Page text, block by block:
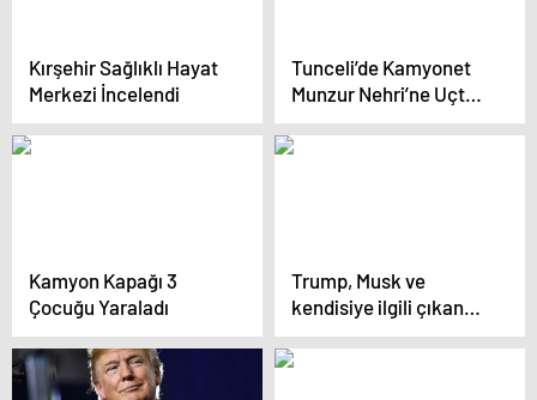
Kırşehir Sağlıklı Hayat
Merkezi İncelendi
Tunceli’de Kamyonet
Munzur Nehri’ne Uçtu,
Sürücü Yaralı
Kamyon Kapağı 3
Çocuğu Yaraladı
Trump, Musk ve
kendisiye ilgili çıkan
haberlerle dalga geçti